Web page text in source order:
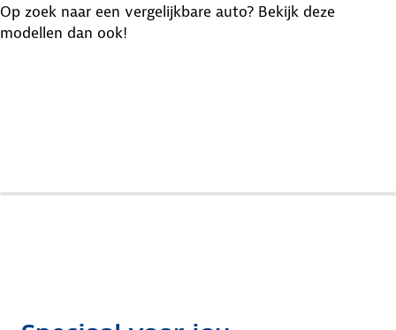
Op zoek naar een vergelijkbare auto? Bekijk deze
modellen dan ook!